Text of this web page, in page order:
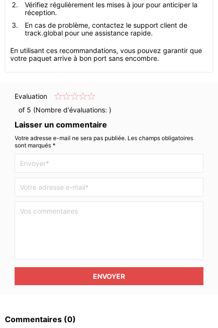
Vérifiez régulièrement les mises à jour pour anticiper la
réception.
En cas de problème, contactez le support client de
track.global pour une assistance rapide.
En utilisant ces recommandations, vous pouvez garantir que
votre paquet arrive à bon port sans encombre.
Evaluation
of 5 (Nombre d'évaluations: )
Laisser un commentaire
Votre adresse e-mail ne sera pas publiée. Les champs obligatoires
sont marqués *
ENVOYER
Commentaires (0)